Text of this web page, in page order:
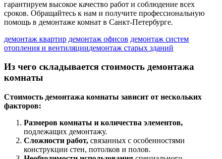
гарантируем высокое качество работ и соблюдение всех
сроков. Обращайтесь к нам и получите профессиональную
помощь в демонтаже комнат в Санкт-Петербурге.
демонтаж квартир демонтаж офисов демонтаж систем
отопления и вентиляциидемонтаж старых зданий
Из чего складывается стоимость демонтажа
комнаты
Стоимость демонтажа комнаты зависит от нескольких
факторов:
Размеров комнаты и количества элементов,
подлежащих демонтажу.
Сложности работ, связанных с особенностями
конструкции стен, потолков и полов.